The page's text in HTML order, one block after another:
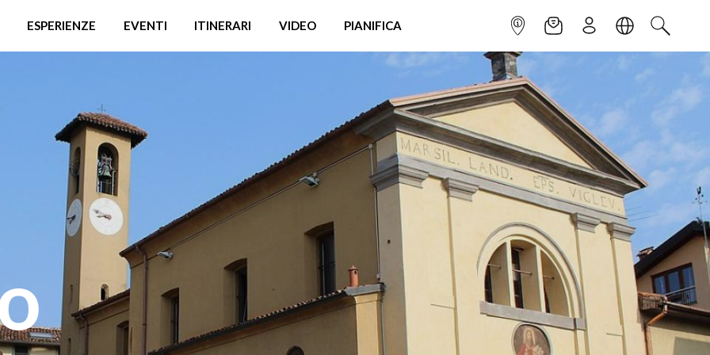
ESPERIENZE EVENTI ITINERARI VIDEO PIANIFICA INFOPOINTNEWSLETTER
ISCRIVITILINGUACERCA